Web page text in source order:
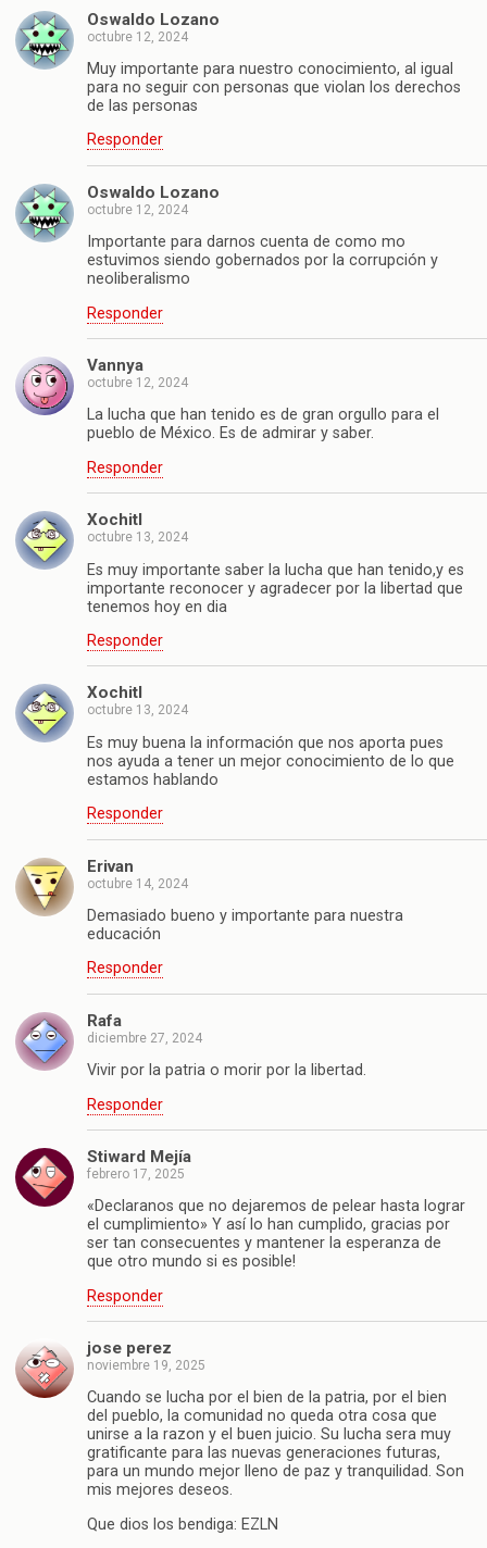
Oswaldo Lozano
octubre 12, 2024
Muy importante para nuestro conocimiento, al igual
para no seguir con personas que violan los derechos
de las personas
Responder
Oswaldo Lozano
octubre 12, 2024
Importante para darnos cuenta de como mo
estuvimos siendo gobernados por la corrupción y
neoliberalismo
Responder
Vannya
octubre 12, 2024
La lucha que han tenido es de gran orgullo para el
pueblo de México. Es de admirar y saber.
Responder
Xochitl
octubre 13, 2024
Es muy importante saber la lucha que han tenido,y es
importante reconocer y agradecer por la libertad que
tenemos hoy en dia
Responder
Xochitl
octubre 13, 2024
Es muy buena la información que nos aporta pues
nos ayuda a tener un mejor conocimiento de lo que
estamos hablando
Responder
Erivan
octubre 14, 2024
Demasiado bueno y importante para nuestra
educación
Responder
Rafa
diciembre 27, 2024
Vivir por la patria o morir por la libertad.
Responder
Stiward Mejía
febrero 17, 2025
«Declaranos que no dejaremos de pelear hasta lograr
el cumplimiento» Y así lo han cumplido, gracias por
ser tan consecuentes y mantener la esperanza de
que otro mundo si es posible!
Responder
jose perez
noviembre 19, 2025
Cuando se lucha por el bien de la patria, por el bien
del pueblo, la comunidad no queda otra cosa que
unirse a la razon y el buen juicio. Su lucha sera muy
gratificante para las nuevas generaciones futuras,
para un mundo mejor lleno de paz y tranquilidad. Son
mis mejores deseos.
Que dios los bendiga: EZLN